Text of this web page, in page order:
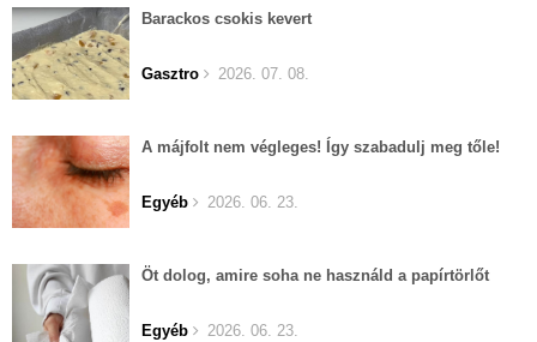
Barackos csokis kevert
Gasztro 2026. 07. 08.
A májfolt nem végleges! Így szabadulj meg tőle!
Egyéb 2026. 06. 23.
Öt dolog, amire soha ne használd a papírtörlőt
Egyéb 2026. 06. 23.